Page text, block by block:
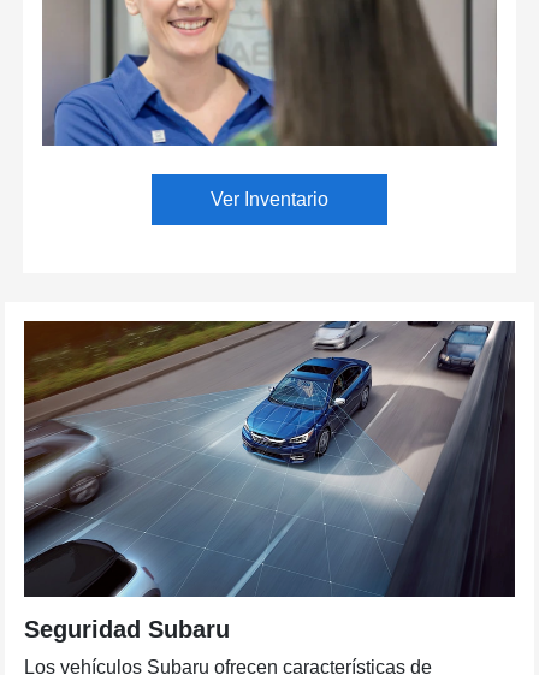
Ver Inventario
Seguridad Subaru
Los vehículos Subaru ofrecen características de